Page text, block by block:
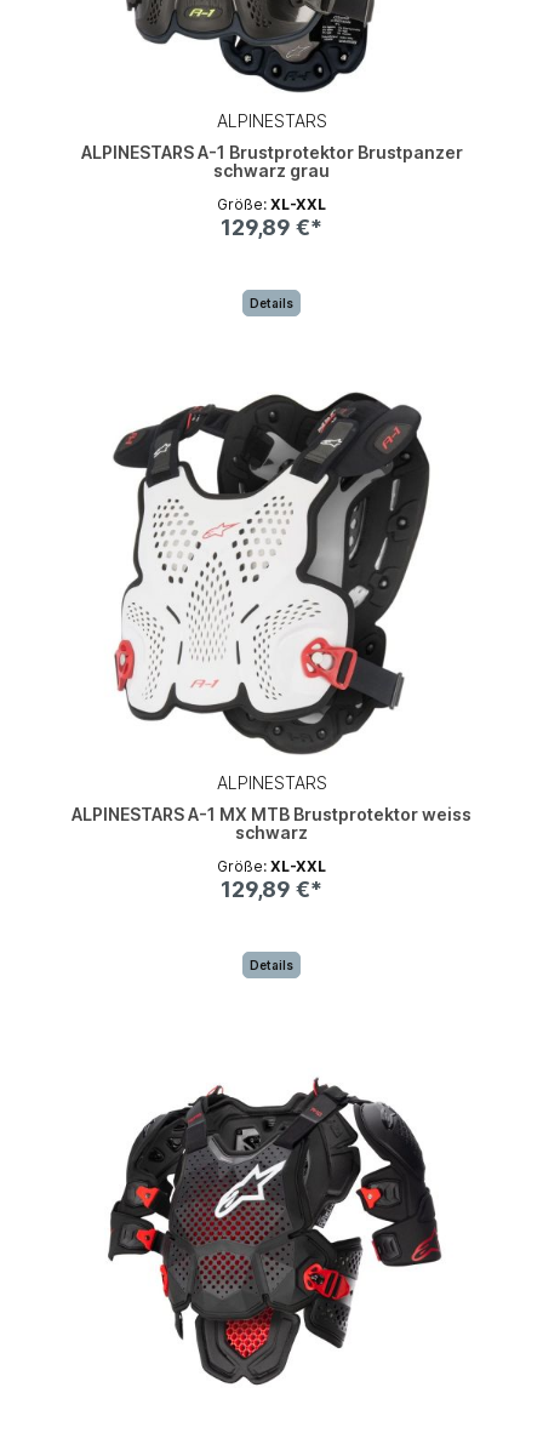
ALPINESTARS
ALPINESTARS A-1 Brustprotektor Brustpanzer
schwarz grau
Größe: XL-XXL
129,89 €*
Details
ALPINESTARS
ALPINESTARS A-1 MX MTB Brustprotektor weiss
schwarz
Größe: XL-XXL
129,89 €*
Details